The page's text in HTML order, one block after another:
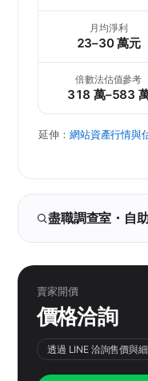
月均淨利
23–30 萬元
倍數法估值參考
318 萬–583
延伸： 網站資產行情與
盡職調查室・自
賣家開價
價格洽詢
透過 LINE 洽詢售價與